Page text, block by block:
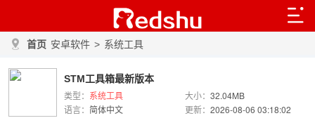
首页 安卓软件 > 系统工具
STM工具箱最新版本
类型： 系统工具 大小：32.04MB
语言： 简体中文 更新：2026-08-06 03:18:02